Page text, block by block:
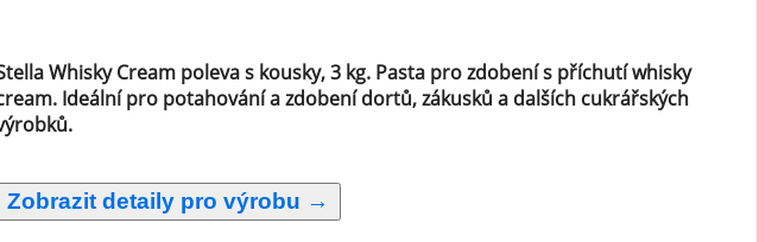
Whisky Cream poleva s kousky, 3 kg. Pasta pro zdobení s příchutí whisky
Ideální pro potahování a zdobení dortů, zákusků a dalších cukrářských